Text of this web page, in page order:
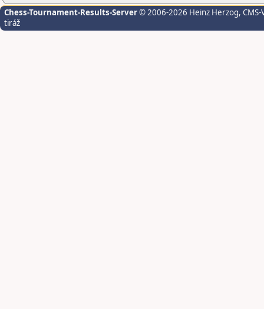
Chess-Tournament-Results-Server© 2006-2026 Heinz Herzog,
tiráž